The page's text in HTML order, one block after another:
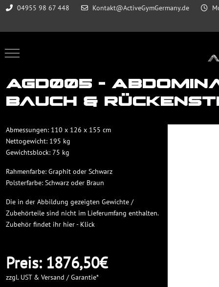
04955 98 67 448 Kontakt@ActiveGymGermany.de
Mobile Menu Toggle
AGD005 -
Bauch &
Abmessungen: 110 x 126 x 155 cm
Nettogewicht: 195 kg
Gewichtsblock: 75 kg
Rahmenfarbe: Graphit oder Schwarz
Polsterfarbe: Schwarz oder Braun
Die in der Abbildung gezeigten Gewichte /
Zubehörteile sind nicht im Lieferumfang enthalten.
Zubehör findet ihr hier - Klick
Preis: 1876,50€
zzgl. UST & Versand / Garantie*